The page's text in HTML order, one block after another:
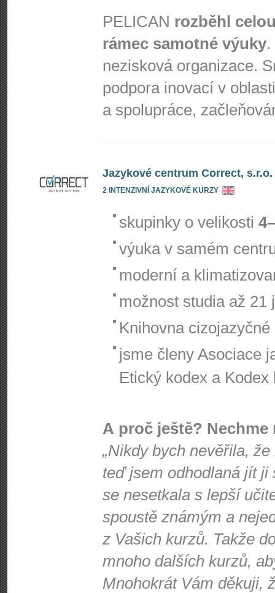
PELICAN rozběhl
rámec samotné výuky
nezisková organizace.
podpora inovací v
a spolupráce,
Jazykové centrum Correct, s.r.o.
2 INTENZIVNÍ JAZYKOVÉ KURZY
skupinky o velikosti
výuka v samém
moderní a
možnost studia až 21
Knihovna
jsme členy Asociace
Etický kodex a Kodex
A proč ještě?
„Nikdy bych nevěřila,
teď jsem odhodlaná jít
se nesetkala s lepší
spoustě známým a
z Vašich kurzů. Takže
mnoho dalších kurzů,
Mnohokrát Vám děkuji,